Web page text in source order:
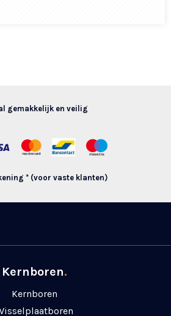
gemakkelijk en veilig
* (voor vaste klanten)
Kernboren.
Kernboren